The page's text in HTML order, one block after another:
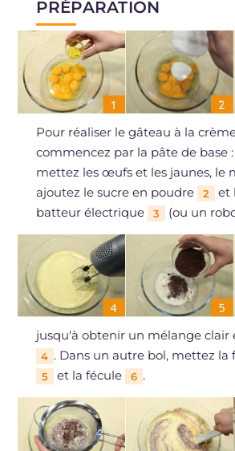
PRÉPARATION
Pour réaliser le gâteau à la
commencez par la pâte de base
mettez les œufs et les jaunes, le
ajoutez le sucre en poudre
2
et
batteur électrique
3 (ou un
jusqu'à obtenir un mélange clair
4 . Dans un autre bol, mettez la
5 et la fécule 6 .